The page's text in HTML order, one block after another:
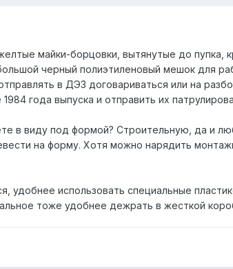
майки-борцовки, вытянутые до пупка,
черный полиэтиленовый мешок для
в ДЭЗ договариваться или на
года выпуска и отправить их
в виду под формой? Строительную, да и
на форму. Хотя можно нарядить
удобнее использовать специальные
тоже удобнее дежрать в жесткой